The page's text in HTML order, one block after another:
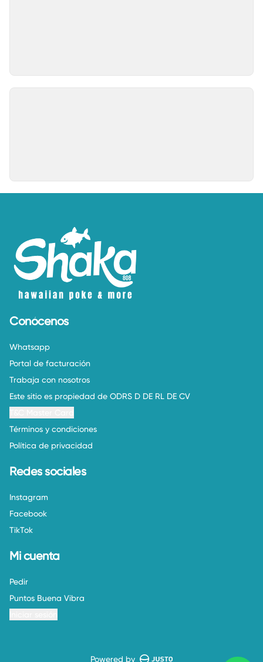
Conócenos
Whatsapp
Portal de facturación
Trabaja con nosotros
Este sitio es propiedad de ODRS D DE RL DE CV
Términos y condiciones
Política de privacidad
Redes sociales
Instagram
Facebook
TikTok
Mi cuenta
Pedir
Puntos Buena Vibra
Powered by